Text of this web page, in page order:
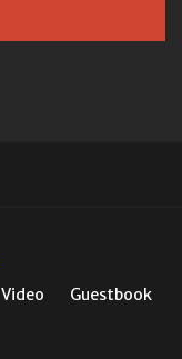
Video
Guestbook